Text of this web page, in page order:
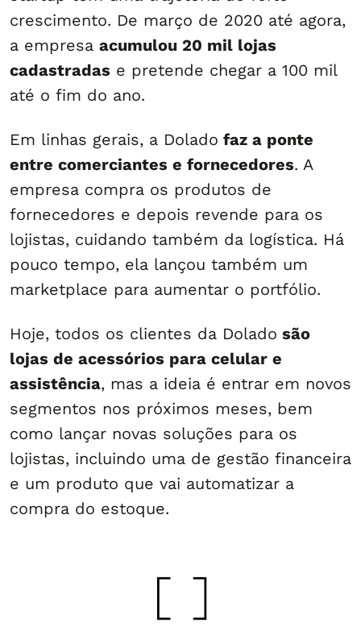
crescimento. De março de 2020 até agora,
a empresa acumulou 20 mil lojas
cadastradas e pretende chegar a 100 mil
até o fim do ano.
Em linhas gerais, a Dolado faz a ponte
entre comerciantes e fornecedores. A
empresa compra os produtos de
fornecedores e depois revende para os
lojistas, cuidando também da logística. Há
pouco tempo, ela lançou também um
marketplace para aumentar o portfólio.
Hoje, todos os clientes da Dolado são
lojas de acessórios para celular e
assistência, mas a ideia é entrar em novos
segmentos nos próximos meses, bem
como lançar novas soluções para os
lojistas, incluindo uma de gestão financeira
e um produto que vai automatizar a
compra do estoque.